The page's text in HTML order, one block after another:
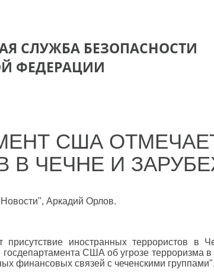
СЛУЖБА БЕЗОПАСНОСТИ
ФЕДЕРАЦИИ
США
В ЧЕЧНЕ И
Аркадий Орлов.
присутствие иностранных террористов
США об угрозе терроризма
финансовых связей с чеченскими